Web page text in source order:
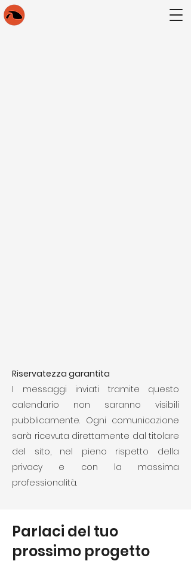
Riservatezza garantita
I messaggi inviati tramite questo
calendario non saranno visibili
pubblicamente. Ogni comunicazione
sarà ricevuta direttamente dal titolare
del sito, nel pieno rispetto della
privacy e con la massima
professionalità.
Parlaci del tuo
prossimo progetto